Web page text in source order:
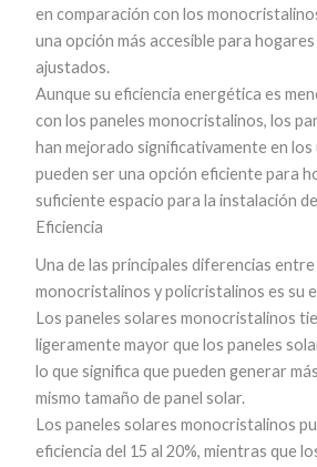
en comparación con los
una opción más accesible para
ajustados.
Aunque su eficiencia energética es
con los paneles monocristalinos, los
han mejorado significativamente en los
pueden ser una opción eficiente para
suficiente espacio para la instalación
Eficiencia
Una de las principales diferencias
monocristalinos y policristalinos es su
Los paneles solares monocristalinos
ligeramente mayor que los paneles
lo que significa que pueden generar
mismo tamaño de panel solar.
Los paneles solares monocristalinos
eficiencia del 15 al 20%, mientras que